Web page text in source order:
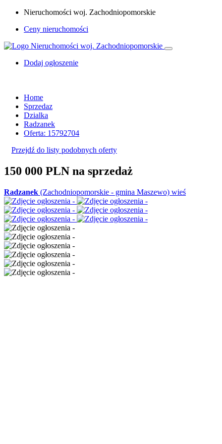
Nieruchomości woj. Zachodniopomorskie
Ceny nieruchomości
Dodaj ogłoszenie
Home
Sprzedaz
Dzialka
Radzanek
Oferta: 15792704
Przejdź do listy podobnych oferty
150 000 PLN na sprzedaż
Radzanek (Zachodniopomorskie - gmina Maszewo) wieś